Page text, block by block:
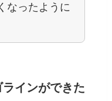
なったように
インができた